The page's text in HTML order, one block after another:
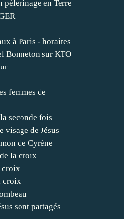
pèlerinage en Terre
à Paris - horaires
Bonneton sur KTO
femmes de
seconde fois
visage de Jésus
de Cyrène
la croix
croix
croix
sont partagés